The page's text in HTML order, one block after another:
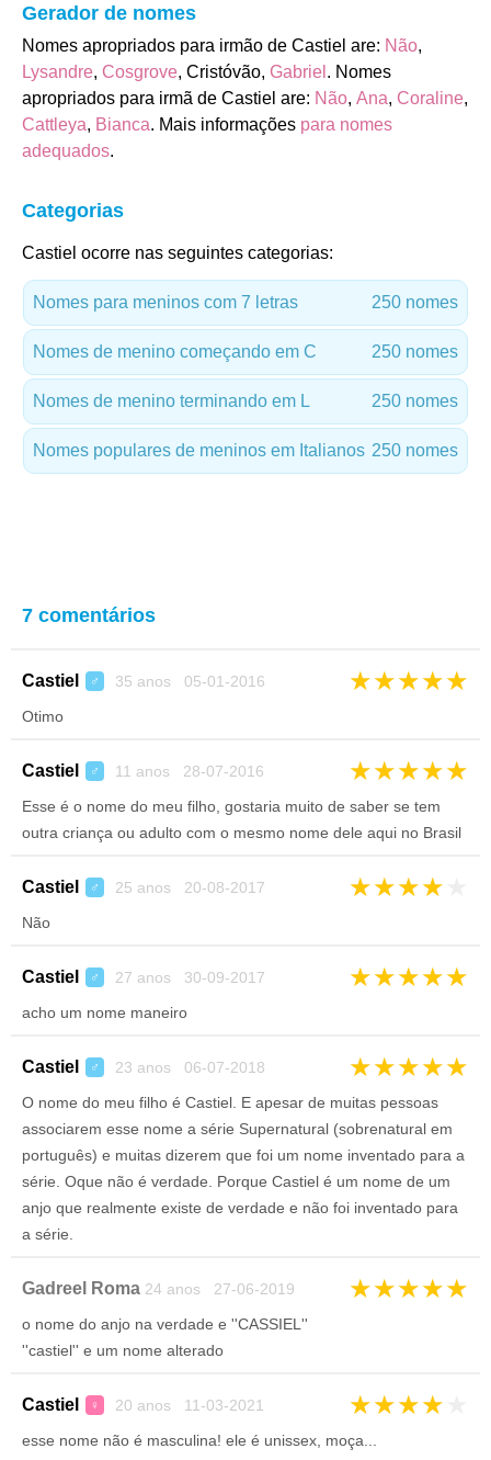
Gerador de nomes
Nomes apropriados para irmão de Castiel are: Não,
Lysandre, Cosgrove, Cristóvão, Gabriel . Nomes
apropriados para irmã de Castiel are: Não, Ana, Coraline,
Cattleya, Bianca. Mais informações para nomes
adequados.
Categorias
Castiel ocorre nas seguintes categorias:
Nomes para meninos com 7 letras 250 nomes
Nomes de menino começando em C 250 nomes
Nomes de menino terminando em L 250 nomes
Nomes populares de meninos em Italianos 250 nomes
7 comentários
Castiel ♂ 35 anos 05-01-2016 ★★★★★
Otimo
Castiel ♂ 11 anos 28-07-2016 ★★★★★
Esse é o nome do meu filho, gostaria muito de saber se tem
outra criança ou adulto com o mesmo nome dele aqui no Brasil
Castiel ♂ 25 anos 20-08-2017 ★★★★
Não
Castiel ♂ 27 anos 30-09-2017 ★★★★★
acho um nome maneiro
Castiel ♂ 23 anos 06-07-2018 ★★★★★
O nome do meu filho é Castiel. E apesar de muitas pessoas
associarem esse nome a série Supernatural (sobrenatural em
português) e muitas dizerem que foi um nome inventado para a
série. Oque não é verdade. Porque Castiel é um nome de um
anjo que realmente existe de verdade e não foi inventado para
a série.
Gadreel Roma 24 anos 27-06-2019 ★★★★★
o nome do anjo na verdade e ''CASSIEL''
''castiel'' e um nome alterado
Castiel ♀ 20 anos 11-03-2021 ★★★★
esse nome não é masculina! ele é unissex, moça...